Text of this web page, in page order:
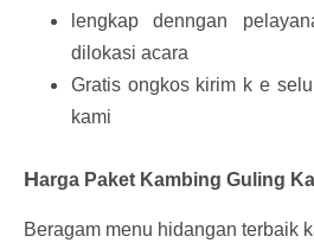
lengkap denngan
dilokasi acara
Gratis ongkos kirim k e
kami
Harga Paket Kambing Guling
Beragam menu hidangan terbaik